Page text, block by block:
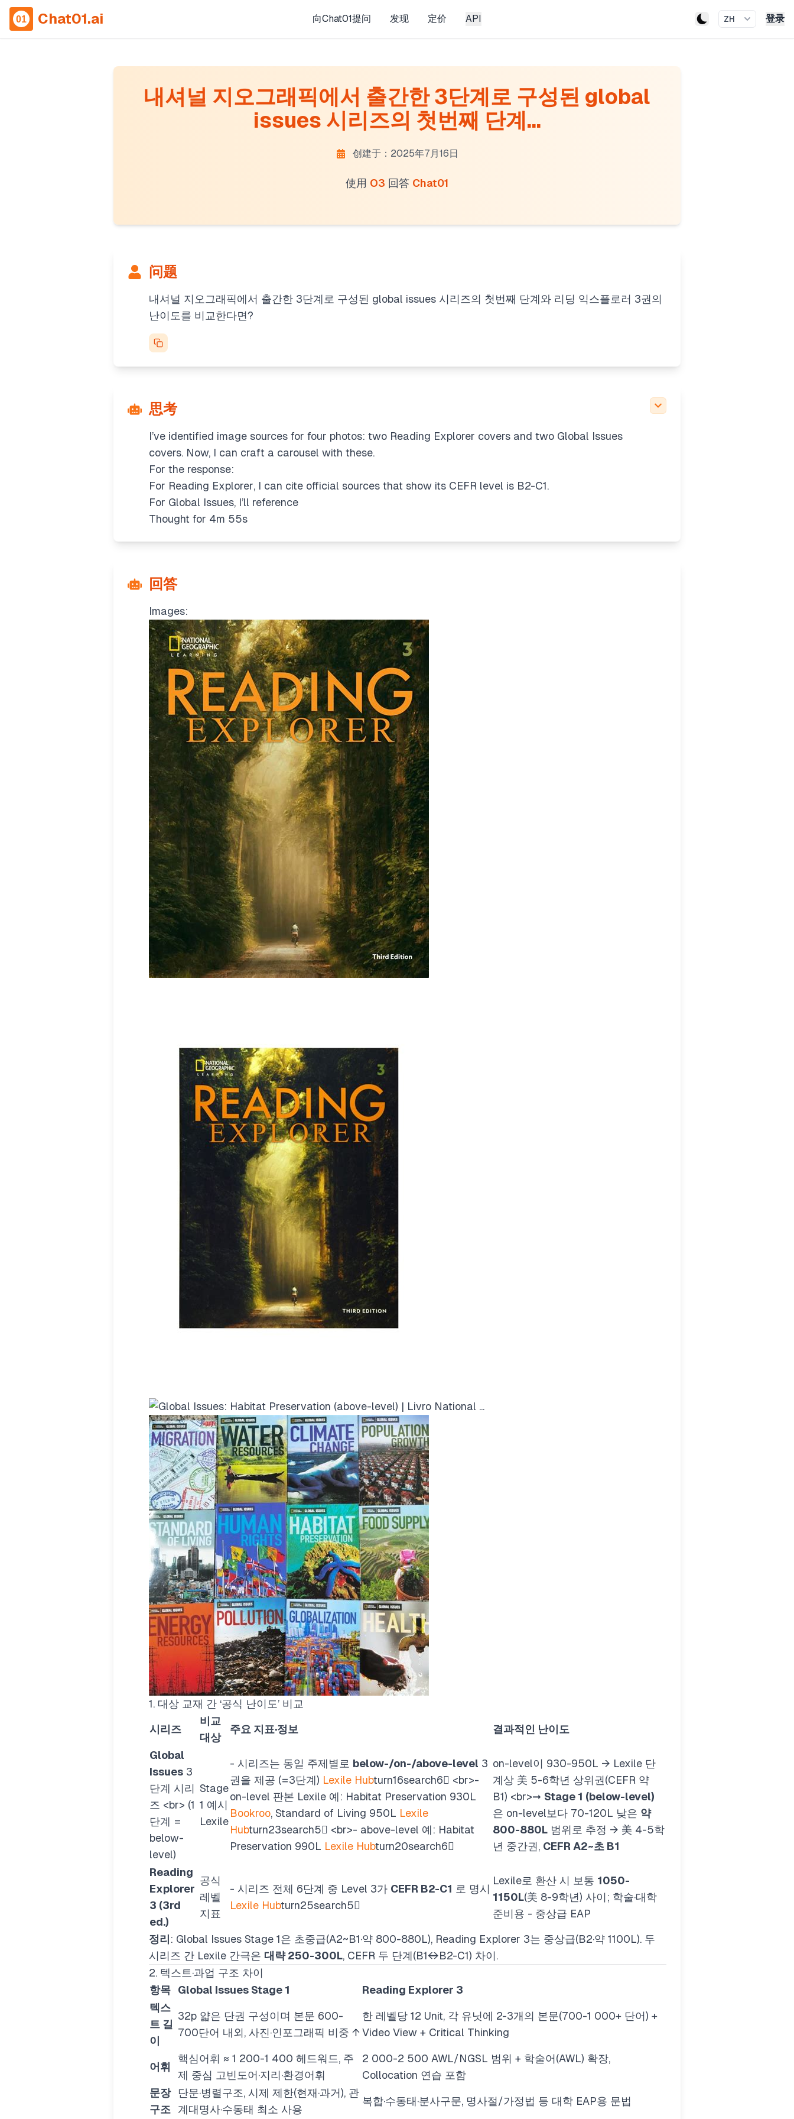
Chat01.ai 向Chat01提问 发现 定价 API ZH 登录
내셔널 지오그래픽에서 출간한 3단계로 구성된 global
issues 시리즈의 첫번째 단계...
创建于：2025年7月16日
使用 O3 回答 Chat01
问题
내셔널 지오그래픽에서 출간한 3단계로 구성된 global issues 시리즈의 첫번째 단계와 리딩 익스플로러 3권의
난이도를 비교한다면?
思考
I’ve identified image sources for four photos: two Reading Explorer covers and two Global Issues
covers. Now, I can craft a carousel with these.
For the response:
For Reading Explorer, I can cite official sources that show its CEFR level is B2-C1.
For Global Issues, I’ll reference
Thought for 4m 55s
回答
Images:
1. 대상 교재 간 ‘공식 난이도’ 비교
시리즈
비교
대상
주요 지표·정보 결과적인 난이도
Global
Issues 3
단계 시리
즈 <br> (1
단계 =
below-
level)
Stage
1 예시
Lexile
- 시리즈는 동일 주제별로 below-/on-/above-level 3
권을 제공 (=3단계) Lexile Hubturn16search6 <br>-
on-level 판본 Lexile 예: Habitat Preservation 930L
Bookroo, Standard of Living 950L Lexile
Hubturn23search5 <br>- above-level 예: Habitat
Preservation 990L Lexile Hubturn20search6
on-level이 930-950L → Lexile 단
계상 美 5-6학년 상위권(CEFR 약
B1) <br>➞ Stage 1 (below-level)
은 on-level보다 70-120L 낮은 약
800-880L 범위로 추정 → 美 4-5학
년 중간권, CEFR A2~초 B1
Reading
Explorer
3 (3rd
ed.)
공식
레벨
지표
- 시리즈 전체 6단계 중 Level 3가 CEFR B2-C1 로 명시
Lexile Hubturn25search5
Lexile로 환산 시 보통 1050-
1150L(美 8-9학년) 사이; 학술·대학
준비용 - 중상급 EAP
정리 : Global Issues Stage 1은 초중급(A2~B1·약 800-880L), Reading Explorer 3는 중상급(B2·약 1100L). 두
시리즈 간 Lexile 간극은 대략 250-300L, CEFR 두 단계(B1↔B2-C1) 차이.
2. 텍스트·과업 구조 차이
항목
Global Issues Stage 1
Reading Explorer 3
텍스
트 길
이
32p 얇은 단권 구성이며 본문 600-
700단어 내외, 사진·인포그래픽 비중 ↑
한 레벨당 12 Unit, 각 유닛에 2-3개의 본문(700-1 000+ 단어) +
Video View + Critical Thinking
어휘
핵심어휘 ≈ 1 200-1 400 헤드워드, 주
제 중심 고빈도어·지리·환경어휘
2 000-2 500 AWL/NGSL 범위 + 학술어(AWL) 확장,
Collocation 연습 포함
문장
구조
단문·병렬구조, 시제 제한(현재·과거), 관
계대명사·수동태 최소 사용
복합·수동태·분사구문, 명사절/가정법 등 대학 EAP용 문법